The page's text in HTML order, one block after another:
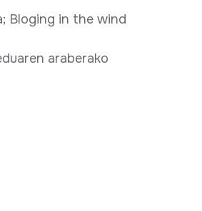
Bloging in the wind
araberako